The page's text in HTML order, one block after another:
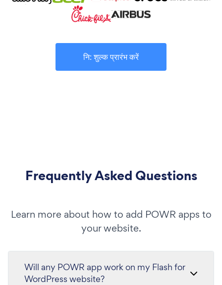
नि: शुल्क प्रारंभ करें
Frequently Asked Questions
Learn more about how to add POWR apps to
your website.
Will any POWR app work on my Flash for
WordPress website?